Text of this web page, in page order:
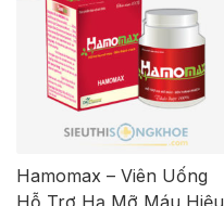
Hamomax – Viên Uống
Hỗ Trợ Hạ Mỡ Máu Hiệu